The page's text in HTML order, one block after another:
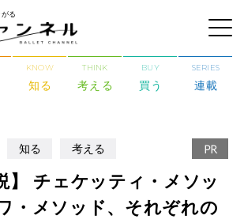
る
KNOW
知る
THINK
考える
BUY
買う
SERIES
連載
知る 考える PR
】 チェケッティ・メソッ
・メソッド、それぞれの